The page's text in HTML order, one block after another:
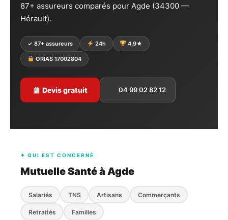
87+ assureurs comparés pour Agde (34300 —
Hérault).
✓ 87+ assureurs 24h 4,9★
ORIAS 17002804
Devis gratuit 04 99 02 82 12
✦ QUI EST CONCERNÉ
Mutuelle Santé à Agde
Salariés TNS Artisans Commerçants
Retraités Familles